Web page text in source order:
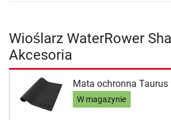
Wioślarz WaterRower
Akcesoria
Mata ochronna Taurus
W magazynie